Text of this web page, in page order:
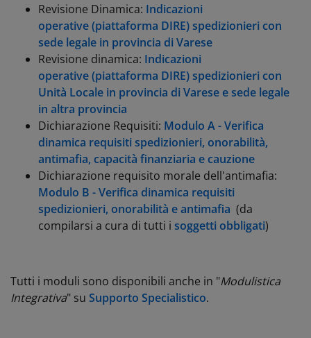
Revisione Dinamica: Indicazioni
operative (piattaforma DIRE) spedizionieri con
sede legale in provincia di Varese
Revisione dinamica: Indicazioni
operative (piattaforma DIRE) spedizionieri con
Unità Locale in provincia di Varese e sede legale
in altra provincia
Dichiarazione Requisiti: Modulo A - Verifica
dinamica requisiti spedizionieri, onorabilità,
antimafia, capacità finanziaria e cauzione
Dichiarazione requisito morale dell'antimafia:
Modulo B - Verifica dinamica requisiti
spedizionieri, onorabilità e antimafia (da
compilarsi a cura di tutti i soggetti obbligati)
Tutti i moduli sono disponibili anche in "Modulistica
Integrativa" su Supporto Specialistico.